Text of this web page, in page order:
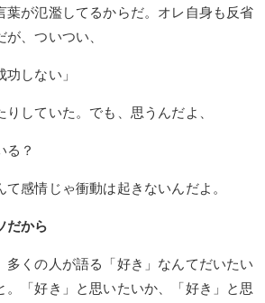
葉が氾濫してるからだ。オレ自身も反省
、ついつい、
功しない」
していた。でも、思うんだよ、
る？
感情じゃ衝動は起きないんだよ。
だから
多くの人が語る「好き」なんてだいたい
。「好き」と思いたいか、「好き」と思